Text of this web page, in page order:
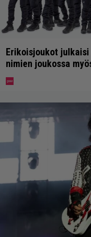
Erikoisjoukot
nimien joukossa